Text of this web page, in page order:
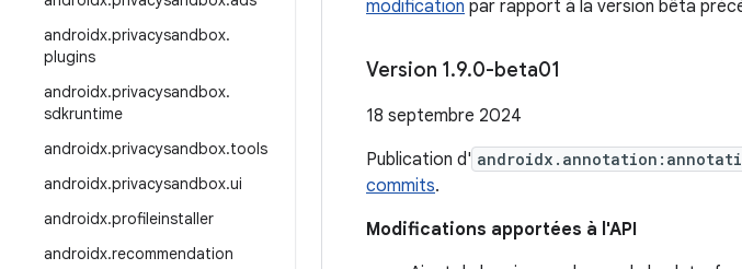
androidx.privacysandbox.
plugins
androidx.privacysandbox.
sdkruntime
androidx.privacysandbox.tools
androidx.privacysandbox.ui
androidx.profileinstaller
androidx.recommendation
modification par rapport à la version bêta
Version 1.9.0-beta01
18 septembre 2024
Publication d'
commits.
Modifications apportées à l'API